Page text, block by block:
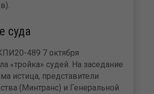
суда
489 7 октября
«тройка» судей. На заседание
истица, представители
(Минтранс) и Генеральной